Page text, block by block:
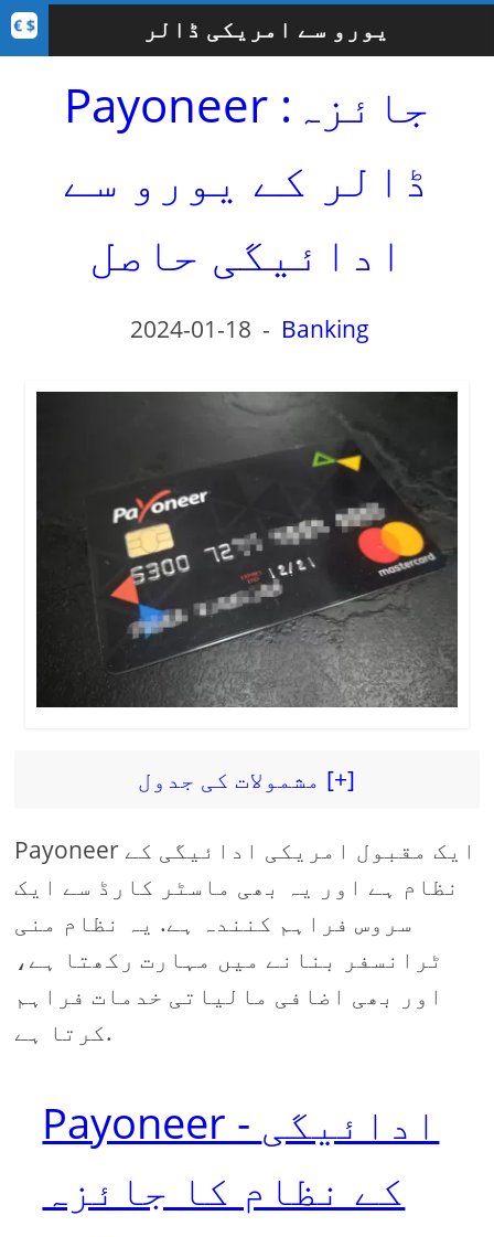
یورو سے امریکی ڈالر
Payoneer جائزہ:
ڈالر کے یورو سے
ادائیگی حاصل
2024-01-18 - Banking
مشمولات کی جدول [+]
Payoneer ایک مقبول امریکی ادائیگی کے
نظام ہے اور یہ بھی ماسٹر کارڈ سے ایک
سروس فراہم کنندہ ہے. یہ نظام منی
ٹرانسفر بنانے میں مہارت رکھتا ہے،
اور بھی اضافی مالیاتی خدمات فراہم
کرتا ہے.
Payoneer - ادائیگی
کے نظام کا جائزہ